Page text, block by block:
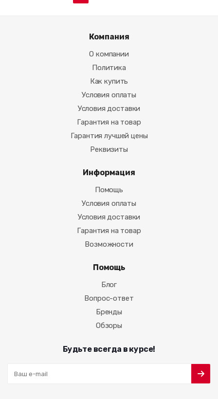
Компания
О компании
Политика
Как купить
Условия оплаты
Условия доставки
Гарантия на товар
Гарантия лучшей цены
Реквизиты
Информация
Помощь
Условия оплаты
Условия доставки
Гарантия на товар
Возможности
Помощь
Блог
Вопрос-ответ
Бренды
Обзоры
Будьте всегда в курсе!